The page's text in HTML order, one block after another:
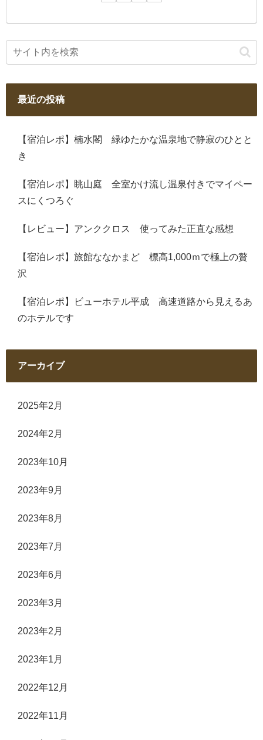
最近の投稿
【宿泊レポ】楠水閣 緑ゆたかな温泉地で静寂のひとと
き
【宿泊レポ】眺山庭 全室かけ流し温泉付きでマイペー
スにくつろぐ
【レビュー】アンククロス 使ってみた正直な感想
【宿泊レポ】旅館ななかまど 標高1,000ｍで極上の贅
沢
【宿泊レポ】ビューホテル平成 高速道路から見えるあ
のホテルです
アーカイブ
2025年2月
2024年2月
2023年10月
2023年9月
2023年8月
2023年7月
2023年6月
2023年3月
2023年2月
2023年1月
2022年12月
2022年11月